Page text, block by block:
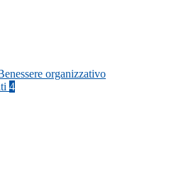
organizzativo
4